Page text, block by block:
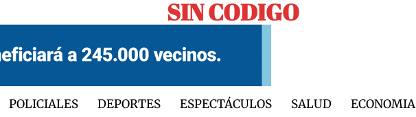
SIN CODIGO
POLICIALES DEPORTES ESPECTÁCULOS SALUD ECONOMIA